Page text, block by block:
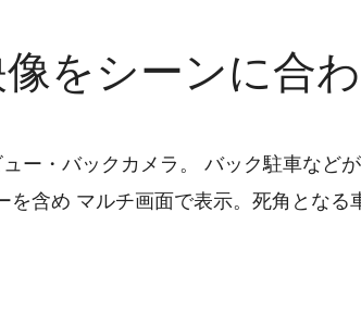
をシーンに合わ
ー・バックカメラ。 バック駐車などが
含め マルチ画面で表示。死角となる